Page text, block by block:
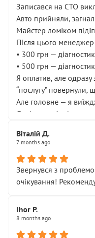
Записався на СТО
Авто прийняли,
Майстер ломіком
Після цього
• 300 грн —
• 500 грн —
Я оплатив, але одразу
“послугу”
Але головне — я
Далі ситуація тільки
• що біля авто стояти
( ну все зняли та
Окремий момент,
мені заявили, що
Що прикро — це не
пояснили, що це
Але після нинішнього
Віталій Д.
7 months ago
Звернувся з
очікування!
Ihor P.
8 months ago